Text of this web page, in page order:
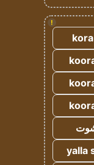
!
شوت
yalla